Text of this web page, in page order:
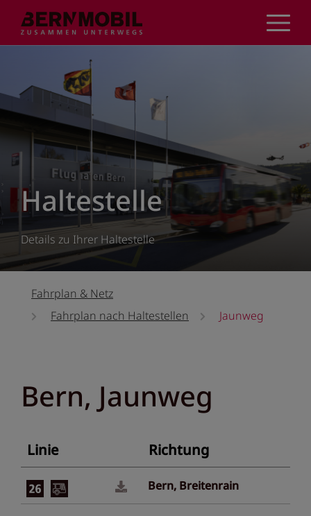
Inhalt
Haltestelle
Details zu Ihrer Haltestelle
Fahrplan & Netz
Fahrplan nach Haltestellen
Jaunweg
Bern, Jaunweg
Linie Richtung
Bern, Breitenrain